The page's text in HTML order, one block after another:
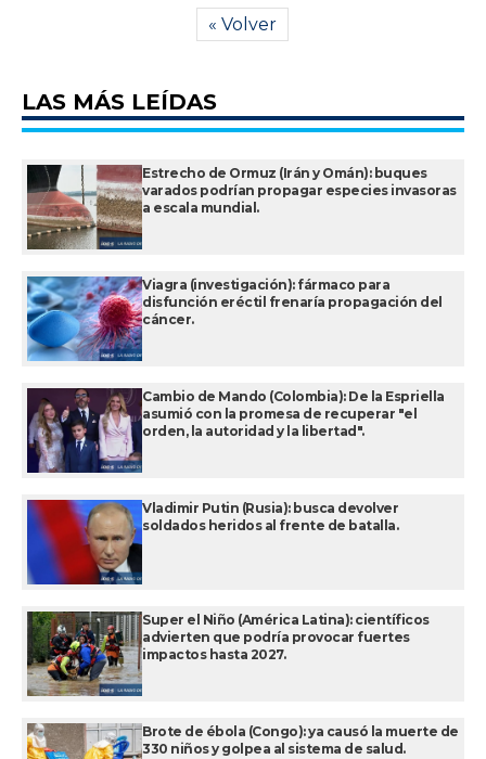
« Volver
LAS MÁS LEÍDAS
Estrecho de Ormuz (Irán y Omán): buques
varados podrían propagar especies invasoras
a escala mundial.
Viagra (investigación): fármaco para
disfunción eréctil frenaría propagación del
cáncer.
Cambio de Mando (Colombia): De la Espriella
asumió con la promesa de recuperar "el
orden, la autoridad y la libertad".
Vladimir Putin (Rusia): busca devolver
soldados heridos al frente de batalla.
Super el Niño (América Latina): científicos
advierten que podría provocar fuertes
impactos hasta 2027.
Brote de ébola (Congo): ya causó la muerte de
330 niños y golpea al sistema de salud.